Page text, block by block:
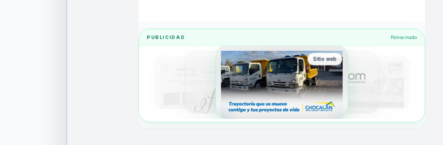
PUBLICIDAD Patrocinado
Sitio web